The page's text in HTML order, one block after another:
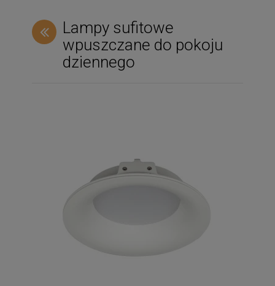
Lampy sufitowe
wpuszczane do pokoju
dziennego